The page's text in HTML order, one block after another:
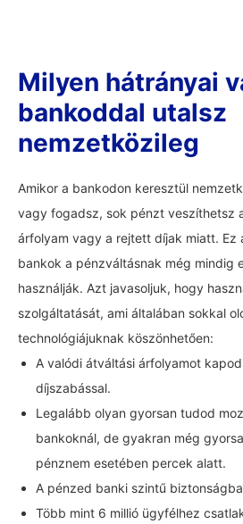
Milyen hátrányai
bankoddal utalsz
nemzetközileg
Amikor a bankodon keresztül
vagy fogadsz, sok pénzt veszíthetsz
árfolyam vagy a rejtett díjak miatt. Ez
bankok a pénzváltásnak még mindig
használják. Azt javasoljuk, hogy
szolgáltatását, ami általában sokkal
technológiájuknak köszönhetően:
A valódi átváltási árfolyamot
díjszabással.
Legalább olyan gyorsan tudod
bankoknál, de gyakran még
pénznem esetében percek alatt.
A pénzed banki szintű
Több mint 6 millió ügyfélhez